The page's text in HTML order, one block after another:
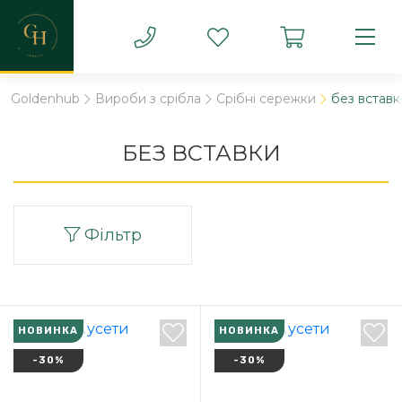
Goldenhub Вироби з срібла Срібні сережки без
БЕЗ ВСТАВКИ
Фільтр
НОВИНКА
-30%
НОВИНКА
-30%